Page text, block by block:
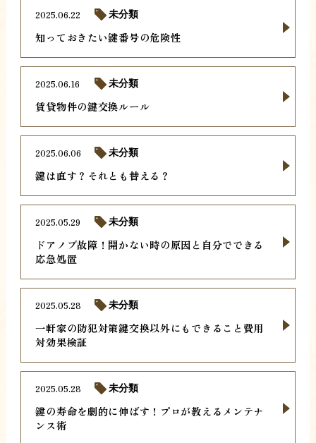
知っておきたい鍵番号の危険性
2025.06.22 未分類
賃貸物件の鍵交換ルール
2025.06.16 未分類
鍵は直す？それとも替える？
2025.06.06 未分類
ドアノブ故障！開かない時の原因と自分でできる
応急処置
2025.05.29 未分類
一軒家の防犯対策鍵交換以外にもできること費用
対効果検証
2025.05.28 未分類
鍵の寿命を劇的に伸ばす！プロが教えるメンテナ
ンス術
2025.05.28 未分類